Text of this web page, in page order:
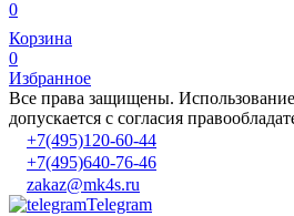
0
Корзина
0
Избранное
Все права защищены. Использование
допускается с согласия
+7(495)120-60-44
+7(495)640-76-46
zakaz@mk4s.ru
Telegram